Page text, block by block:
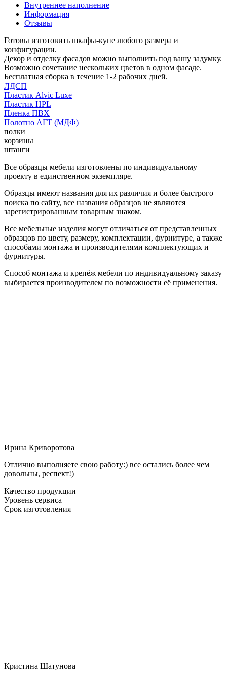
Внутреннее наполнение
Информация
Отзывы
Готовы изготовить шкафы-купе любого размера и
конфигурации.
Декор и отделку фасадов можно выполнить под вашу задумку.
Возможно сочетание нескольких цветов в одном фасаде.
Бесплатная сборка в течение 1-2 рабочих дней.
ЛДСП
Пластик Alvic Luxe
Пластик HPL
Пленка ПВХ
Полотно АГТ (МДФ)
полки
корзины
штанги
Все образцы мебели изготовлены по индивидуальному
проекту в единственном экземпляре.
Образцы имеют названия для их различия и более быстрого
поиска по сайту, все названия образцов не являются
зарегистрированным товарным знаком.
Все мебельные изделия могут отличаться от представленных
образцов по цвету, размеру, комплектации, фурнитуре, а также
способами монтажа и производителями комплектующих и
фурнитуры.
Способ монтажа и крепёж мебели по индивидуальному заказу
выбирается производителем по возможности её применения.
Ирина Криворотова
Отлично выполняете свою работу:) все остались более чем
довольны, респект!)
Качество продукции
Уровень сервиса
Срок изготовления
Кристина Шатунова